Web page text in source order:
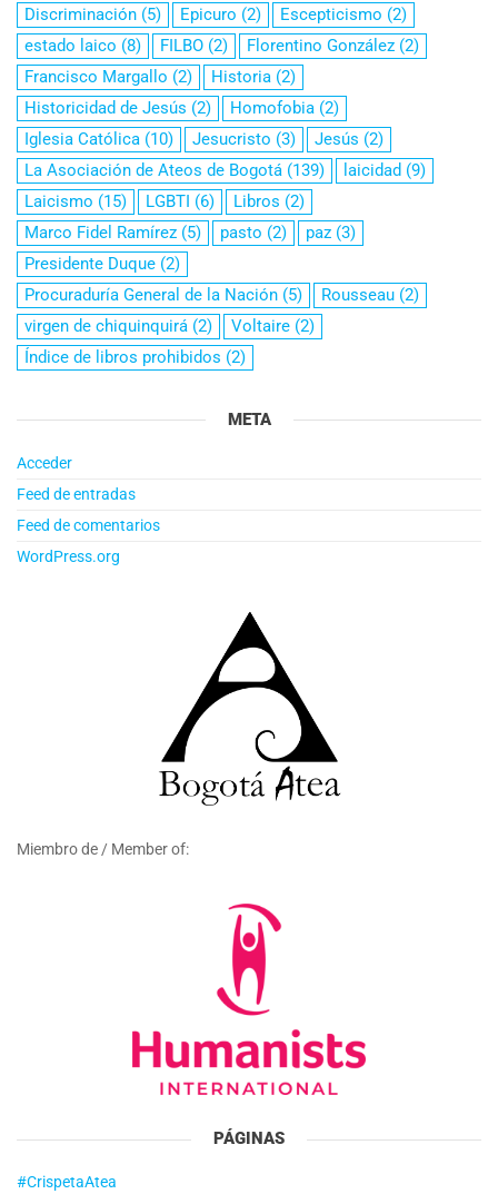
Discriminación (5) Epicuro (2) Escepticismo (2)
estado laico (8) FILBO (2) Florentino González (2)
Francisco Margallo (2) Historia (2)
Historicidad de Jesús (2) Homofobia (2)
Iglesia Católica (10) Jesucristo (3) Jesús (2)
La Asociación de Ateos de Bogotá (139) laicidad (9)
Laicismo (15) LGBTI (6) Libros (2)
Marco Fidel Ramírez (5) pasto (2) paz (3)
Presidente Duque (2)
Procuraduría General de la Nación (5) Rousseau (2)
virgen de chiquinquirá (2) Voltaire (2)
Índice de libros prohibidos (2)
META
Acceder
Feed de entradas
Feed de comentarios
WordPress.org
Miembro de / Member of:
PÁGINAS
#CrispetaAtea